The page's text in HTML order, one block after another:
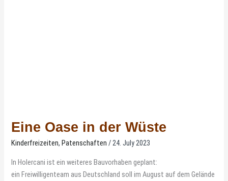
Eine Oase in der Wüste
Kinderfreizeiten,Patenschaften /24. July 2023
In Holercani ist ein weiteres Bauvorhaben geplant:
ein Freiwilligenteam aus Deutschland soll im August auf dem Gelände